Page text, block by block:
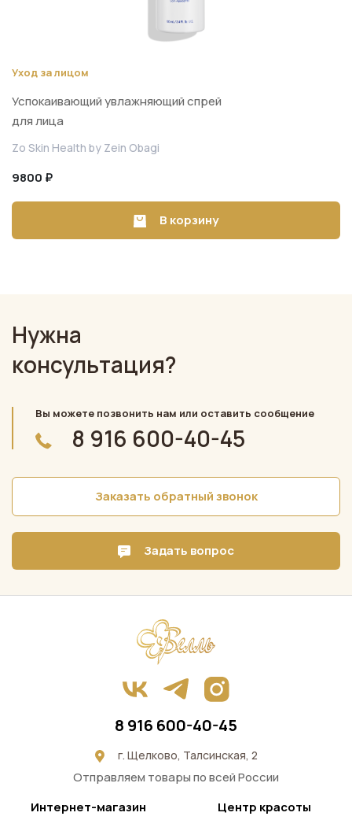
Уход за лицом
Успокаивающий увлажняющий спрей
для лица
Zo Skin Health by Zein Obagi
9800 ₽
В корзину
Нужна
консультация?
Вы можете позвонить нам или оставить сообщение
8 916 600-40-45
Заказать обратный звонок
Задать вопрос
Центр красоты
Интернет-магазин
8 916 600-40-45
г. Щелково, Талсинская, 2
Отправляем товары по всей России